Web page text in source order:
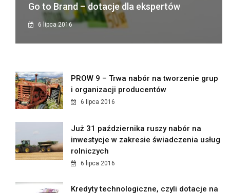
Go to Brand – dotacje dla ekspertów
6 lipca 2016
PROW 9 – Trwa nabór na tworzenie grup
i organizacji producentów
6 lipca 2016
Już 31 października ruszy nabór na
inwestycje w zakresie świadczenia usług
rolniczych
6 lipca 2016
Kredyty technologiczne, czyli dotacje na